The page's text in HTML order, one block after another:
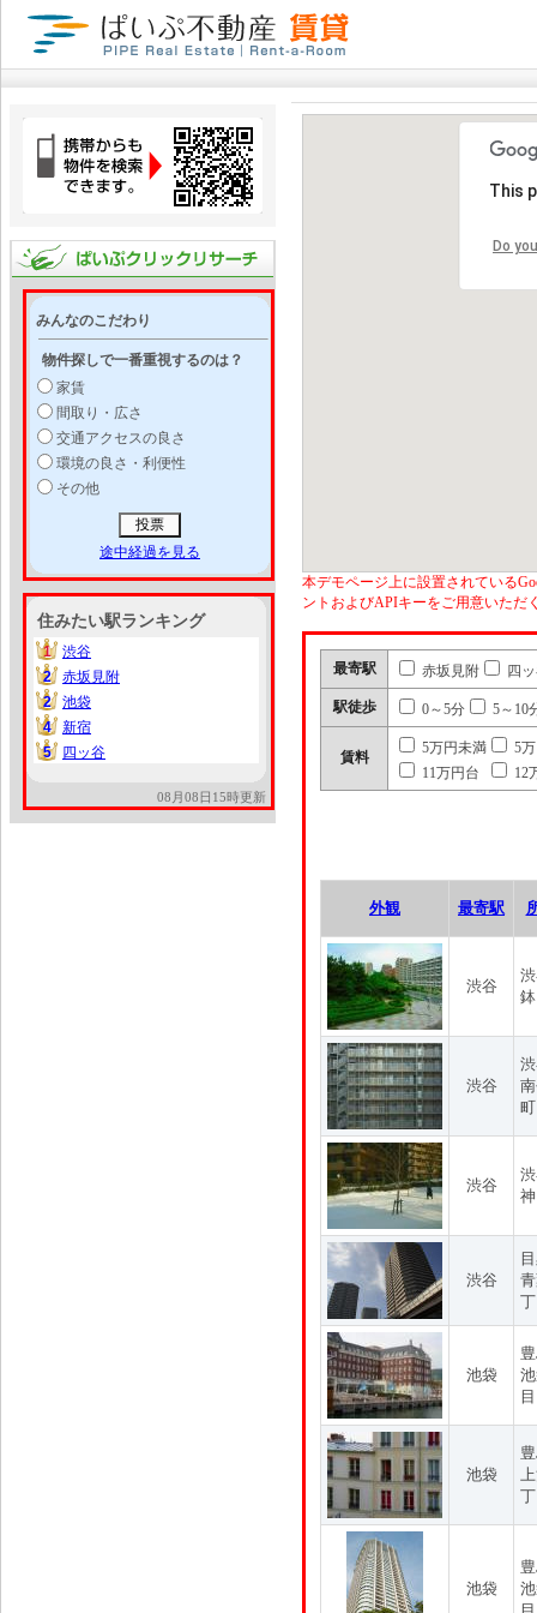
みんなのこだわり
物件探しで一番重視するのは？
家賃
間取り・広さ
交通アクセスの良さ
環境の良さ・利便性
その他
途中経過を見る
住みたい駅ランキング
1
1
渋谷
2
2
赤坂見附
2
2
池袋
4
4
新宿
5
5 四ッ谷
08月08日15時更新
This
Do
本デモページ上に設置されている
ントおよびAPIキーをご用意いただ
最寄駅 赤坂見附 四
駅徒歩 0～5分 5～10
賃料
5万円未満
5
11万円台
12
外観 最寄駅
渋谷
渋谷
渋谷
渋谷
池袋
池袋
池袋